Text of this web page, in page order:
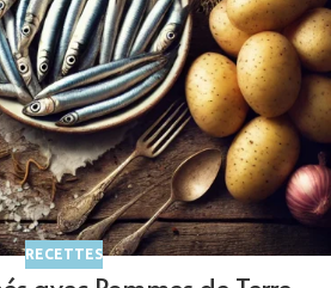
RECETTES